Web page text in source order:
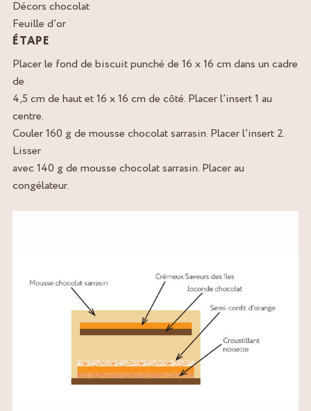
Décors chocolat
Feuille d’or
ÉTAPE
Placer le fond de biscuit punché de 16 x 16 cm dans un cadre
de
4,5 cm de haut et 16 x 16 cm de côté. Placer l’insert 1 au
centre.
Couler 160 g de mousse chocolat sarrasin. Placer l’insert 2.
Lisser
avec 140 g de mousse chocolat sarrasin. Placer au
congélateur.